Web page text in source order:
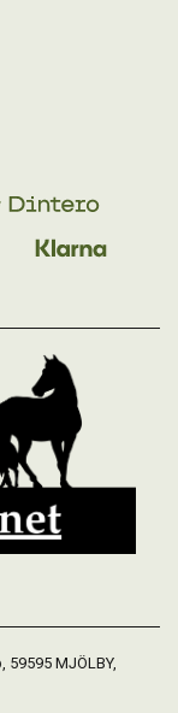
MJÖLBY,